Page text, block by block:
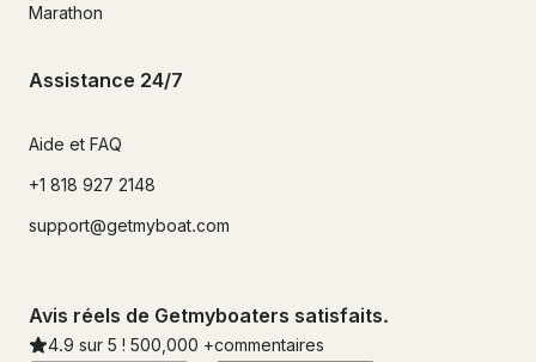
Marathon
Assistance 24/7
Aide et FAQ
+1 818 927 2148
support@getmyboat.com
Avis réels de Getmyboaters satisfaits.
4.9 sur 5 ! 500,000 +commentaires